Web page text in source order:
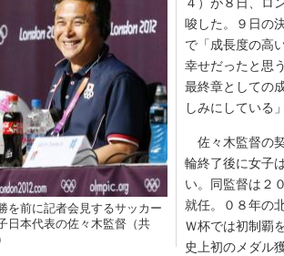
を前に記者会見するサッカー
日本代表の佐々木監督（共
４）が８日、ロ
唆した。９日の
で「成長度の高
幸せだったと思
最終章としての
しみにしている
佐々木監督の
輪終了後に女子
い。同監督は２
就任。０８年の
Ｗ杯では初制覇
史上初のメダル